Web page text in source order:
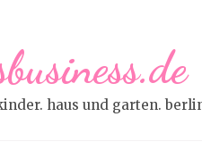
haus und garten.